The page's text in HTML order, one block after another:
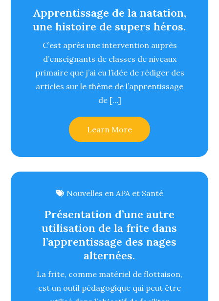
Apprentissage de la natation,
une histoire de supers héros.
C’est après une intervention auprès
d’enseignants de classes de niveaux
primaire que j’ai eu l’idée de rédiger des
articles sur le thème de l’apprentissage
de […]
Learn More
Nouvelles en APA et Santé
Présentation d’une autre
utilisation de la frite dans
l’apprentissage des nages
alternées.
La frite, comme matériel de flottaison,
est un outil pédagogique qui peut être